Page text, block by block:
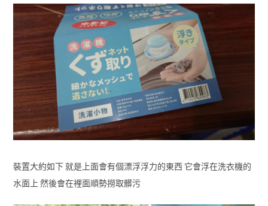
裝置大約如下 就是上面會有個漂浮浮力的東西 它會浮在洗衣機的
水面上 然後會在裡面順勢撈取髒污